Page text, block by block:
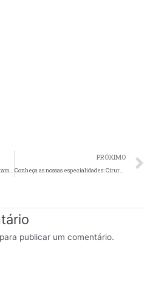
Importância da família durante o tratamento oncológico
PRÓXIMO
Conheça as nossas especialidades: Cirurgia Oncológica
para publicar um comentário.